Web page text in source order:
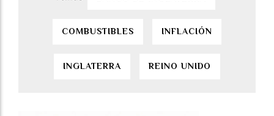
COMBUSTIBLES INFLACIÓN
INGLATERRA REINO UNIDO